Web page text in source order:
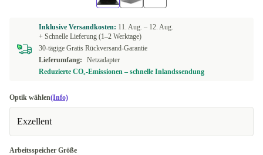
Inklusive Versandkosten: 11. Aug. – 12. Aug.
+ Schnelle Lieferung (1–2 Werktage)
30-tägige Gratis Rückversand-Garantie
Lieferumfang:
Netzadapter
Reduzierte CO₂-Emissionen – schnelle Inlandssendung
Optik wählen(Info)
Exzellent
Arbeitsspeicher Größe